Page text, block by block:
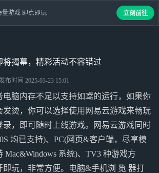
将揭幕，精彩活动不容错过
布时间 2025-03-23 15:01
电脑内存不足以支持如鸢的运行，如果你
发烫，你可以选择使用网易云游戏来畅玩
录，即可随时上线游戏。网易云游戏同时
均已支持)、PC(网页&客户端，尽享模
Mac&Windows 系统)、TV3 种游戏方
即玩，非常方便。电脑&手机浏 览 器打
量游戏 即点即玩 立刻前往